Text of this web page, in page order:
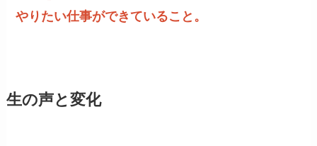
やりたい仕事ができていること。
生の声と変化